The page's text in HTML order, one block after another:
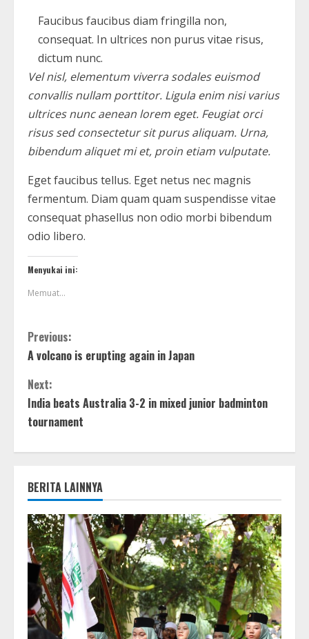
Faucibus faucibus diam fringilla non,
consequat. In ultrices non purus vitae risus,
dictum nunc.
Vel nisl, elementum viverra sodales euismod
convallis nullam porttitor. Ligula enim nisi varius
ultrices nunc aenean lorem eget. Feugiat orci
risus sed consectetur sit purus aliquam. Urna,
bibendum aliquet mi et, proin etiam vulputate.
Eget faucibus tellus. Eget netus nec magnis
fermentum. Diam quam quam suspendisse vitae
consequat phasellus non odio morbi bibendum
odio libero.
Menyukai ini:
Memuat...
Previous:
A volcano is erupting again in Japan
Next:
India beats Australia 3-2 in mixed junior badminton
tournament
BERITA LAINNYA